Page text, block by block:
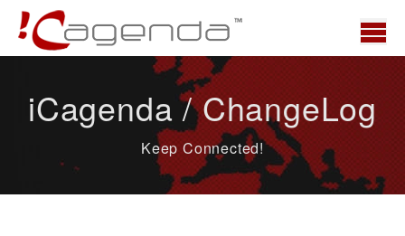
News
iCagenda / ChangeLog
Keep Connected!